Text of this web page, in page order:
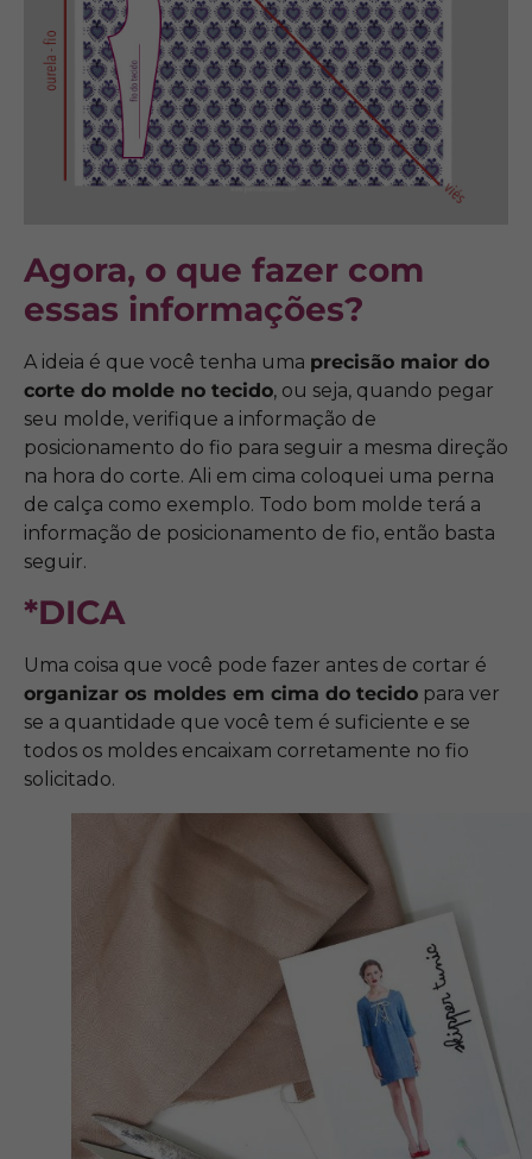
Agora, o que fazer com
essas informações?
A ideia é que você tenha uma precisão maior do
corte do molde no tecido, ou seja, quando pegar
seu molde, verifique a informação de
posicionamento do fio para seguir a mesma direção
na hora do corte. Ali em cima coloquei uma perna
de calça como exemplo. Todo bom molde terá a
informação de posicionamento de fio, então basta
seguir.
*DICA
Uma coisa que você pode fazer antes de cortar é
organizar os moldes em cima do tecido para ver
se a quantidade que você tem é suficiente e se
todos os moldes encaixam corretamente no fio
solicitado.